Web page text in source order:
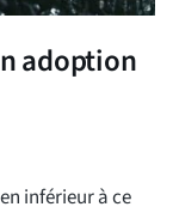
adoption
inférieur à ce